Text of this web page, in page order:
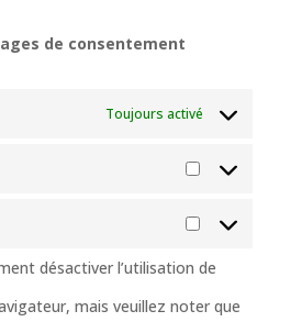
de consentement
Toujours activé
désactiver l’utilisation de
mais veuillez noter que